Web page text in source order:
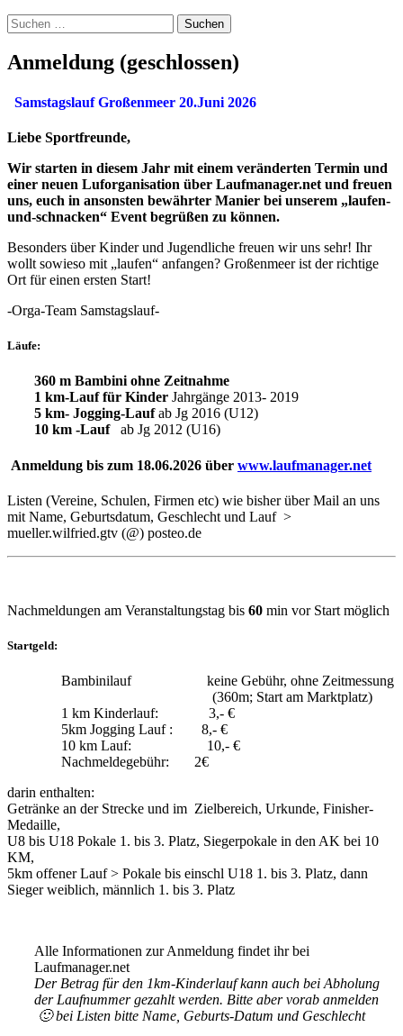
Suchen
nach:
Anmeldung (geschlossen)
SamstagslaufGroßenmeer 20.Juni 2026
Liebe Sportfreunde,
Wir starten in diesem Jahr mit einem veränderten Termin und
einer neuen Luforganisation über Laufmanager.net und freuen
uns, euch in ansonsten bewährter Manier bei unserem „laufen-
und-schnacken“ Event begrüßen zu können.
Besonders über Kinder und Jugendliche freuen wir uns sehr! Ihr
wollt sowieso mit „laufen“ anfangen? Großenmeer ist der richtige
Ort für einen ersten Start!
-Orga-Team Samstagslauf-
Läufe:
360 m Bambini ohne Zeitnahme
1 km-Lauf für Kinder Jahrgänge 2013- 2019
5 km- Jogging-Laufab Jg 2016 (U12)
10 km -Lauf ab Jg 2012 (U16)
Anmeldung bis zum 18.06.2026 über www.laufmanager.net
Listen (Vereine, Schulen, Firmen etc) wie bisher über Mail an uns
mit Name, Geburtsdatum, Geschlecht und Lauf >
mueller.wilfried.gtv (@) posteo.de
Nachmeldungen am Veranstaltungstag bis 60 min vor Start möglich
Startgeld:
Bambinilauf keine Gebühr, ohne Zeitmessung
(360m; Start am Marktplatz)
1 km Kinderlauf: 3,- €
5km Jogging Lauf : 8,- €
10 km Lauf: 10,- €
Nachmeldegebühr: 2€
darin enthalten:
Getränke an der Strecke und im Zielbereich, Urkunde, Finisher-
Medaille,
U8 bis U18 Pokale 1. bis 3. Platz, Siegerpokale in den AK bei 10
KM,
5km offener Lauf > Pokale bis einschl U18 1. bis 3. Platz, dann
Sieger weiblich, männlich 1. bis 3. Platz
Alle Informationen zur Anmeldung findet ihr bei
Laufmanager.net
Der Betrag für den 1km-Kinderlauf kann auch bei Abholung
der Laufnummer gezahlt werden. Bitte aber vorab anmelden
🙂 bei Listen bitte Name, Geburts-Datum und Geschlecht